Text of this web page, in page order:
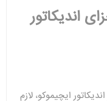
اندیکاتور
ایچیموکو، لازم